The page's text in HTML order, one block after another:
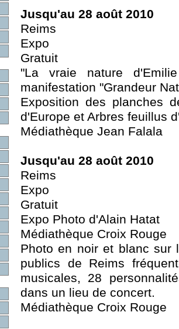
Jusqu'au 28 août 2010
Reims
Expo
Gratuit
"La vraie nature
manifestation "Grandeur
Exposition des planches
d'Europe et Arbres feuillus
Médiathèque Jean Falala
Jusqu'au 28 août 2010
Reims
Expo
Gratuit
Expo Photo d'Alain Hatat
Médiathèque Croix Rouge
Photo en noir et blanc sur
publics de Reims
musicales, 28
dans un lieu de concert.
Médiathèque Croix Rouge